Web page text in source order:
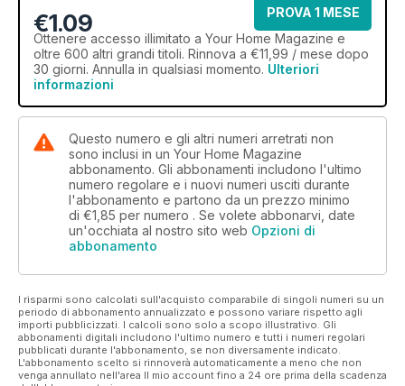
€1.09
PROVA 1 MESE
Ottenere accesso illimitato a Your Home Magazine e
oltre 600 altri grandi titoli. Rinnova a €11,99 / mese dopo
30 giorni. Annulla in qualsiasi momento. Ulteriori
informazioni
Questo numero e gli altri numeri arretrati non
sono inclusi in un Your Home Magazine
abbonamento. Gli abbonamenti includono l'ultimo
numero regolare e i nuovi numeri usciti durante
l'abbonamento e partono da un prezzo minimo
di €1,85 per numero . Se volete abbonarvi, date
un'occhiata al nostro sito web Opzioni di
abbonamento
I risparmi sono calcolati sull'acquisto comparabile di singoli numeri su un
periodo di abbonamento annualizzato e possono variare rispetto agli
importi pubblicizzati. I calcoli sono solo a scopo illustrativo. Gli
abbonamenti digitali includono l'ultimo numero e tutti i numeri regolari
pubblicati durante l'abbonamento, se non diversamente indicato.
L'abbonamento scelto si rinnoverà automaticamente a meno che non
venga annullato nell'area Il mio account fino a 24 ore prima della scadenza